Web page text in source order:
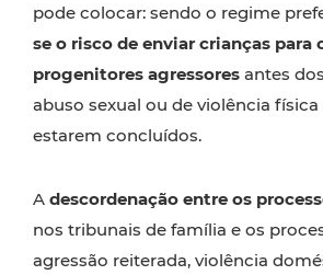
pode colocar: sendo o regime
se o risco de enviar crianças para
progenitores agressores antes
abuso sexual ou de violência
estarem concluídos.
A descordenação entre os
nos tribunais de família e os
agressão reiterada, violência